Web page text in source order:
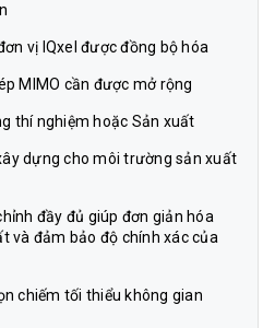
vị IQxel được đồng bộ hóa
MIMO cần được mở rộng
thí nghiệm hoặc Sản xuất
dựng cho môi trường sản xuất
đầy đủ giúp đơn giản hóa
và đảm bảo độ chính xác của
chiếm tối thiểu không gian